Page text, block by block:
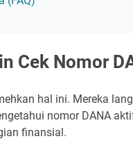
Cek Nomor
hal ini. Mereka
nomor DANA
finansial.